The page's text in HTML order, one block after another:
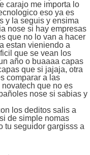
carajo me importa lo
eso ya es
y la seguis y ensima
nose si hay empresas
que no lo van a hacer
estan vieniendo a
que se vean los
año o buaaaa capas
que si jajaja, otra
comparar a las
que no es
nose si sabias y
los deditos salis a
de simple nomas
tu seguidor gargisss a